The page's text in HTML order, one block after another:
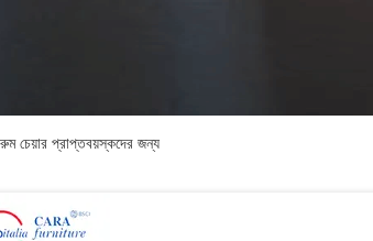
চেয়ার প্রাপ্তবয়স্কদের জন্য